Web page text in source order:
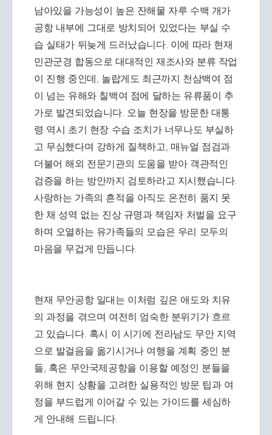
남아있을 가능성이 높은 잔해물 자루 수백 개가
공항 내부에 그대로 방치되어 있었다는 부실 수
습 실태가 뒤늦게 드러났습니다. 이에 따라 현재
민관군경 합동으로 대대적인 재조사와 분류 작업
이 진행 중인데, 놀랍게도 최근까지 천삼백여 점
이 넘는 유해와 칠백여 점에 달하는 유류품이 추
가로 발견되었습니다. 오늘 현장을 방문한 대통
령 역시 초기 현장 수습 조치가 너무나도 부실하
고 무심했다며 강하게 질책하고, 매뉴얼 점검과
더불어 해외 전문기관의 도움을 받아 객관적인
검증을 하는 방안까지 검토하라고 지시했습니다.
사랑하는 가족의 흔적을 아직도 온전히 품지 못
한 채 성역 없는 진상 규명과 책임자 처벌을 요구
하며 오열하는 유가족들의 모습은 우리 모두의
마음을 무겁게 만듭니다.
현재 무안공항 일대는 이처럼 깊은 애도와 치유
의 과정을 겪으며 여전히 엄숙한 분위기가 흐르
고 있습니다. 혹시 이 시기에 전라남도 무안 지역
으로 발걸음을 옮기시거나 여행을 계획 중인 분
들, 혹은 무안국제공항을 이용할 예정인 분들을
위해 현지 상황을 고려한 실용적인 방문 팁과 여
정을 부드럽게 이어갈 수 있는 가이드를 세심하
게 안내해 드립니다.